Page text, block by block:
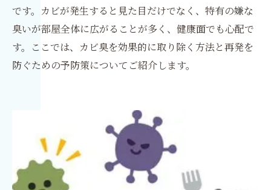
です。カビが発生すると見た目だけでなく、特有の嫌な
臭いが部屋全体に広がることが多く、健康面でも心配で
す。ここでは、カビ臭を効果的に取り除く方法と再発を
防ぐための予防策についてご紹介します。